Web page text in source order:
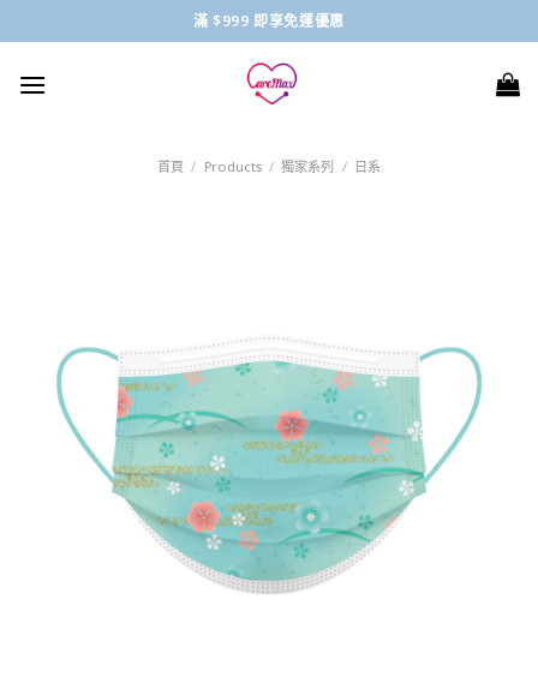
to
content
滿 $999 即享免運優惠
首頁 / Products / 獨家系列 / 日系